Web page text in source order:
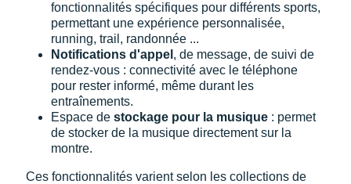
fonctionnalités spécifiques pour différents sports,
permettant une expérience personnalisée,
running, trail, randonnée ...
Notifications d'appel , de message, de suivi de
rendez-vous : connectivité avec le téléphone
pour rester informé, même durant les
entraînements.
Espace de stockage pour la musique : permet
de stocker de la musique directement sur la
montre.
Ces fonctionnalités varient selon les collections de